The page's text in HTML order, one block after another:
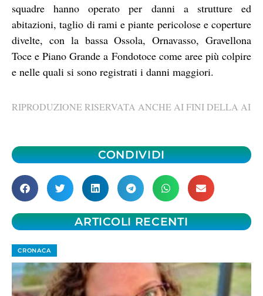
squadre hanno operato per danni a strutture ed
abitazioni, taglio di rami e piante pericolose e coperture
divelte, con la bassa Ossola, Ornavasso, Gravellona
Toce e Piano Grande a Fondotoce come aree più colpire
e nelle quali si sono registrati i danni maggiori.
RIPRODUZIONE RISERVATA ANCHE AI FINI DELLA AI
CONDIVIDI
ARTICOLI RECENTI
CRONACA